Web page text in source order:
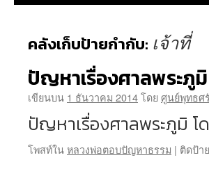
คลังเก็บป้ายกำกับ: เจ้าที่
ปัญหาเรื่องศาลพระภูมิ
เขียนบน 1 ธันวาคม 2014โดยศูนย์พุทธศ
ปัญหาเรื่องศาลพระภูมิ
โพสท์ในหลวงพ่อตอบปัญหาธรรม | ติดป้า